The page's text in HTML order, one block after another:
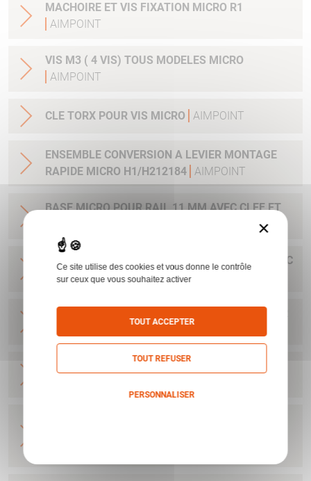
MACHOIRE ET VIS FIXATION MICRO R1
AIMPOINT
VIS M3 ( 4 VIS) TOUS MODELES MICRO
AIMPOINT
CLE TORX POUR VIS MICRO AIMPOINT
ENSEMBLE CONVERSION A LEVIER MONTAGE
RAPIDE MICRO H1/H212184 AIMPOINT
BASE MICRO POUR RAIL 11 MM AVEC CLEF ET
BASE POUR H1&H2&ACRO&MICRO SAFARI AVEC
CLEF ET VIS AIMPOINT
BASE MICRO DRILLING AVEC CLEF ET VIS POUR
BASE MICRO BLASER R93 ET AUTRES - AVEC
×
Ce site utilise des cookies et vous donne le contrôle
sur ceux que vous souhaitez activer
TOUT ACCEPTER
TOUT REFUSER
PERSONNALISER